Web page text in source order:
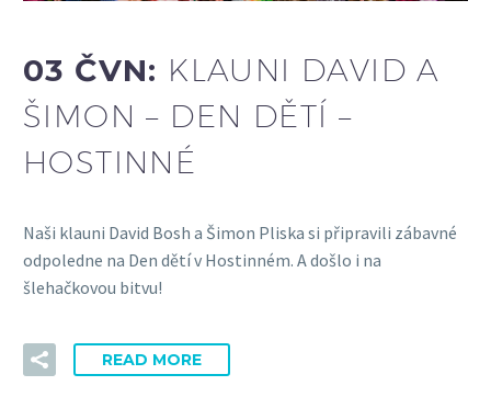
03 ČVN: KLAUNI DAVID A
ŠIMON – DEN DĚTÍ –
HOSTINNÉ
Naši klauni David Bosh a Šimon Pliska si připravili zábavné
odpoledne na Den dětí v Hostinném. A došlo i na
šlehačkovou bitvu!
READ MORE